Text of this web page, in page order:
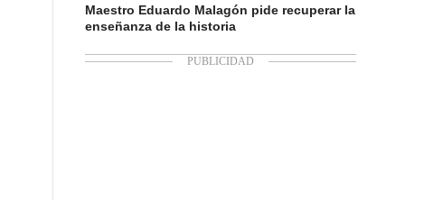
Maestro Eduardo Malagón pide recuperar la
enseñanza de la historia